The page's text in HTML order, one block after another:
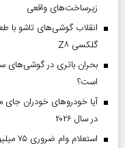
زیرساخت‌های واقعی
انقلاب گوشی‌های تاشو‌ با
گلکسی Z۸
است؟
آیا خودروهای خودران
در سال ۲۰۲۶